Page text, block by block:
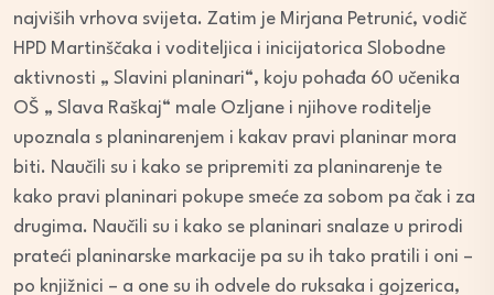
najviših vrhova svijeta. Zatim je Mirjana Petrunić, vodič
HPD Martinščaka i voditeljica i inicijatorica Slobodne
aktivnosti „ Slavini planinari“, koju pohađa 60 učenika
OŠ „ Slava Raškaj“ male Ozljane i njihove roditelje
upoznala s planinarenjem i kakav pravi planinar mora
biti. Naučili su i kako se pripremiti za planinarenje te
kako pravi planinari pokupe smeće za sobom pa čak i za
drugima. Naučili su i kako se planinari snalaze u prirodi
prateći planinarske markacije pa su ih tako pratili i oni –
po knjižnici – a one su ih odvele do ruksaka i gojzerica,